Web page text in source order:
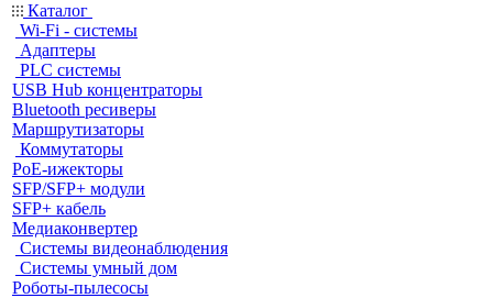
Каталог
Wi-Fi - системы
Адаптеры
PLC системы
USB Hub концентраторы
Bluetooth ресиверы
Маршрутизаторы
Коммутаторы
PoE-ижекторы
SFP/SFP+ модули
SFP+ кабель
Медиаконвертер
Системы видеонаблюдения
Системы умный дом
Роботы-пылесосы